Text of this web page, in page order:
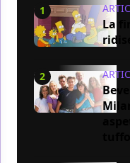
1
La
2